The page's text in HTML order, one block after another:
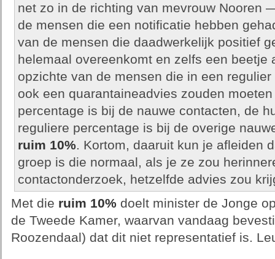
net zo in de richting van mevrouw Nooren
de mensen die een notificatie hebben
van de mensen die daadwerkelijk positief
helemaal overeenkomt en zelfs een beetje
opzichte van de mensen die in een
ook een quarantaineadvies zouden
percentage is bij de nauwe contacten, de
reguliere percentage is bij de overige
ruim 10%. Kortom, daaruit kun je afleiden
groep is die normaal, als je ze zou
contactonderzoek, hetzelfde advies zou
Met die ruim 10% doelt minister de Jonge
de Tweede Kamer, waarvan vandaag
Roozendaal) dat dit niet representatief is.